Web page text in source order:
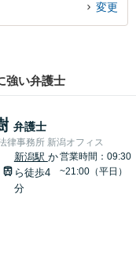
変更
強い弁護士
弁護士
律事務所 新潟オフィス
新潟駅 か
ら徒歩4
分
営業時間：09:30
~21:00（平日）